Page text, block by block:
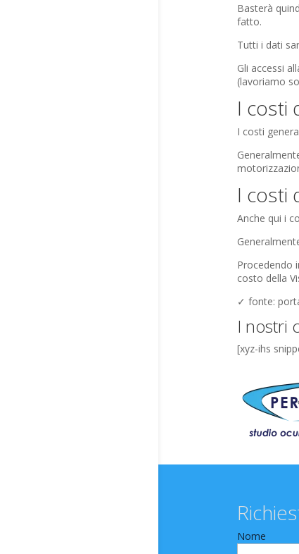
Basterà
fatto.
Tutti i dati
Gli accessi
(lavoriamo
I costi
I costi
I costi
Anche qui i
Procedendo
costo della
✓ fonte:
I nostri
[xyz-ihs
Nome